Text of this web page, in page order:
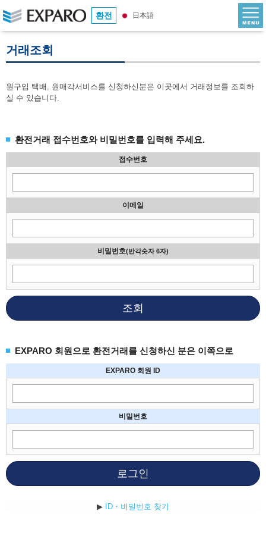
환전 日本語
거래조회
원구입 택배, 원매각서비스를 신청하신분은 이곳에서 거래정보를 조회하
실 수 있습니다.
환전거래 접수번호와 비밀번호를 입력해 주세요.
접수번호
이메일
비밀번호(반각숫자 6자)
조회
EXPARO 회원으로 환전거래를 신청하신 분은 이쪽으로
EXPARO 회원 ID
비밀번호
로그인
▶ ID・비밀번호 찾기